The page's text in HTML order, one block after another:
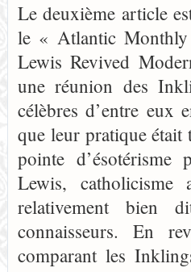
Le deuxième article
le « Atlantic
Lewis Revived
une réunion des
célèbres d’entre eux
que leur pratique était
pointe
Lewis,
relativement bien
connaisseurs. En
comparant les